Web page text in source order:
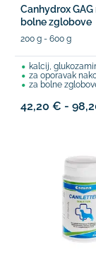
Canhydrox GAG
bolne zglobove
200 g - 600 g
kalcij,
za oporavak
za bolne zglobove ili
42,20 € -